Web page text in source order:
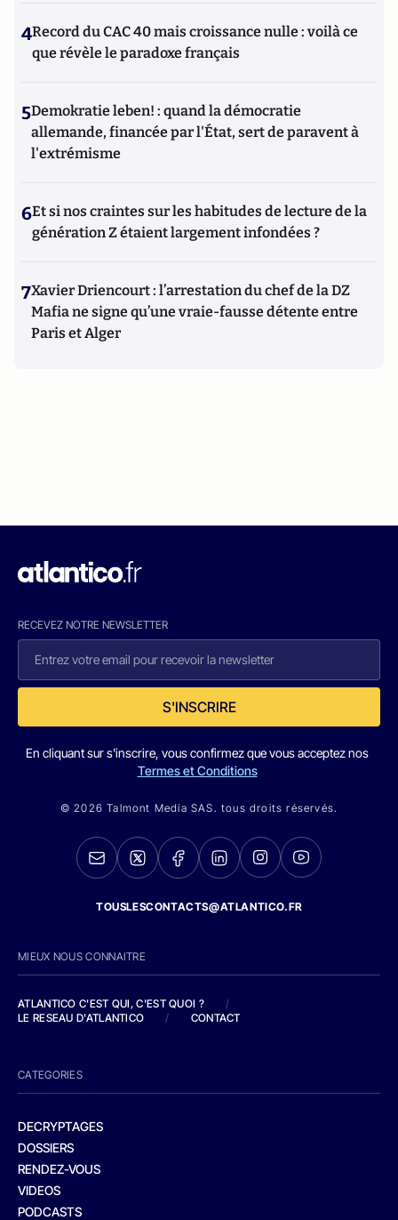
4Record du CAC 40 mais croissance nulle : voilà ce
que révèle le paradoxe français
5Demokratie leben! : quand la démocratie
allemande, financée par l'État, sert de paravent à
l'extrémisme
6Et si nos craintes sur les habitudes de lecture de la
génération Z étaient largement infondées ?
7Xavier Driencourt : l’arrestation du chef de la DZ
Mafia ne signe qu’une vraie-fausse détente entre
Paris et Alger
RECEVEZ NOTRE NEWSLETTER
S'INSCRIRE
En cliquant sur s'inscrire, vous confirmez que vous acceptez nos
Termes et Conditions
© 2026 Talmont Media SAS. tous droits réservés.
TOUSLESCONTACTS@ATLANTICO.FR
MIEUX NOUS CONNAITRE
ATLANTICO C'EST QUI, C'EST QUOI ?
/
LE RESEAU D'ATLANTICO
/ CONTACT
CATEGORIES
DECRYPTAGES
DOSSIERS
RENDEZ-VOUS
VIDEOS
PODCASTS